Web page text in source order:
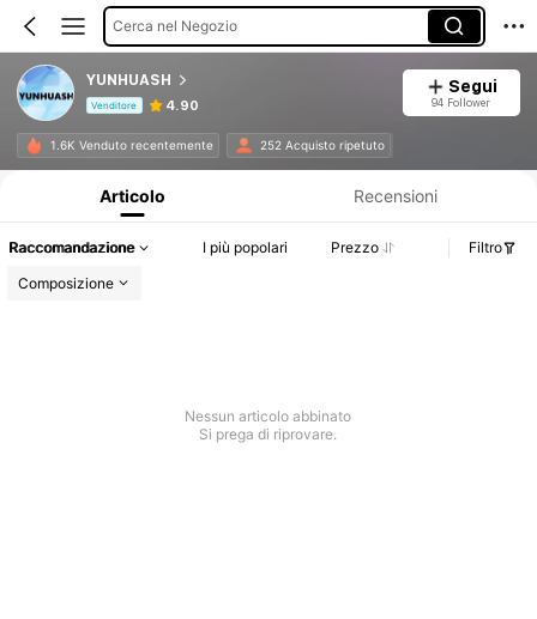
Cerca nel Negozio
YUNHUASH
Venditore 4.90
Segui
94 Follower
1.6K Venduto recentemente 252 Acquisto ripetuto
Articolo Recensioni
Raccomandazione I più popolari Prezzo
Filtro
Composizione
Nessun articolo abbinato
Si prega di riprovare.